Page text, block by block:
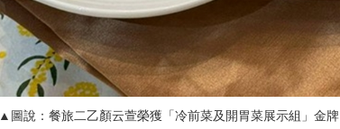
▲圖說：餐旅二乙顏云萱榮獲「冷前菜及開胃菜展示組」金牌